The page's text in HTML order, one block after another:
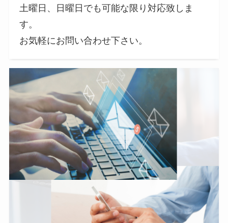
土曜日、日曜日でも可能な限り対応致しま
す。
お気軽にお問い合わせ下さい。